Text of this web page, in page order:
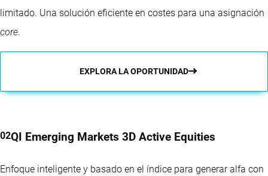
limitado. Una solución eficiente en costes para una asignación
core.
EXPLORA LA OPORTUNIDAD
QI Emerging Markets 3D Active Equities
Enfoque inteligente y basado en el índice para generar alfa con